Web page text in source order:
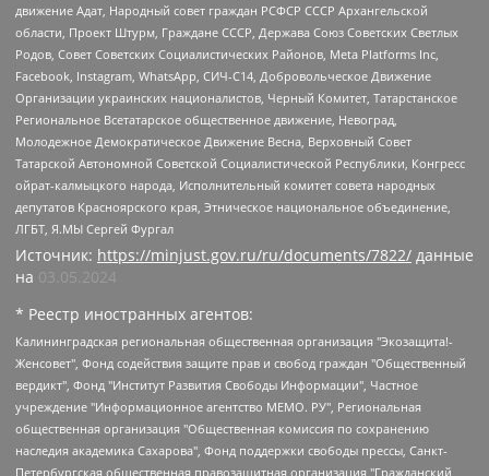
движение Адат, Народный совет граждан РСФСР СССР Архангельской
области, Проект Штурм, Граждане СССР, Держава Союз Советских Светлых
Родов, Совет Советских Социалистических Районов, Meta Platforms Inc,
Facebook, Instagram, WhatsApp, СИЧ-С14, Добровольческое Движение
Организации украинских националистов, Черный Комитет, Татарстанское
Региональное Всетатарское общественное движение, Невоград,
Молодежное Демократическое Движение Весна, Верховный Совет
Татарской Автономной Советской Социалистической Республики, Конгресс
ойрат-калмыцкого народа, Исполнительный комитет совета народных
депутатов Красноярского края, Этническое национальное объединение,
ЛГБТ, Я.МЫ Сергей Фургал
Источник: https://minjust.gov.ru/ru/documents/7822/ данные
на 03.05.2024
* Реестр иностранных агентов:
Калининградская региональная общественная организация "Экозащита!-Женсовет", Фонд содействия защите прав и свобод граждан "Общественный вердикт", Фонд "Институт Развития Свободы Информации", Частное учреждение "Информационное агентство МЕМО. РУ", Региональная общественная организация "Общественная комиссия по сохранению наследия академика Сахарова", Фонд поддержки свободы прессы, Санкт-Петербургская общественная правозащитная организация "Гражданский контроль", Межрегиональная общественная организация "Информационно-просветительский центр "Мемориал", Региональный Фонд "Центр Защиты Прав Средств Массовой Информации", с 05.12.2023 Фонд "Центр Защиты Прав Средств массовой информации", Региональная общественная благотворительная организация помощи беженцам и мигрантам "Гражданское содействие", Негосударственное образовательное учреждение дополнительного профессионального образования (повышение квалификации) специалистов "АКАДЕМИЯ ПО ПРАВАМ ЧЕЛОВЕКА", Свердловская региональная общественная организация "Сутяжник", Автономная некоммерческая организация "Центр независимых социологических исследований", Союз общественных объединений "Российский исследовательский центр по правам человека", Региональное общественное учреждение научно-информационный центр "МЕМОРИАЛ", Некоммерческая организация "Фонд защиты гласности", Автономная некоммерческая организация "Институт прав человека", Городская общественная организация "Екатеринбургское общество "МЕМОРИАЛ", Городская общественная организация "Рязанское историко-просветительское и правозащитное общество "Мемориал" (Рязанский Мемориал), Челябинский региональный орган общественной самодеятельности – женское общественное объединение "Женщины Евразии", Челябинский региональный орган общественной самодеятельности "Уральская правозащитная группа", Фонд содействия защите здоровья и социальной справедливости имени Андрея Рылькова, Автономная Некоммерческая Организация "Аналитический Центр Юрия Левады", Автономная некоммерческая организация социальной поддержки населения "Проект Апрель", Региональная общественная организация помощи женщинам и детям, находящимся в кризисной ситуации "Информационно-методический центр "Анна", Фонд содействия развитию массовых коммуникаций и правовому просвещению "Так-так-Так", Фонд содействия устойчивому развитию "Серебряная тайга", Свердловский региональный общественный фонд социальных проектов "Новое время", "Idel.Реалии", Кавказ.Реалии, Крым.Реалии, Телеканал Настоящее Время, Татаро-башкирская служба Радио Свобода (Azatliq Radiosi), Радио Свободная Европа/Радио Свобода (PCE/PC), "Сибирь.Реалии", "Фактограф", Благотворительный фонд помощи осужденным и их семьям, Автономная некоммерческая организация "Институт глобализации и социальных движений", Фонд "В защиту прав заключенных", Частное учреждение "Центр поддержки и содействия развитию средств массовой информации", Пензенский региональный общественный благотворительный фонд "Гражданский союз", "Север.Реалии", Некоммерческая организация Фонд "Правовая инициатива", Общество с ограниченной ответственностью "Радио Свободная Европа/Радио Свобода", Чешское информационное агентство "MEDIUM-ORIENT", Красноярская региональная общественная организация "Мы против СПИДа", Камалягин Денис Николаевич, Маркелов Сергей Евгеньевич, Пономарев Лев Александрович, Савицкая Людмила Алексеевна, Автономная некоммерческая организация "Центр по работе с проблемой насилия "НАСИЛИЮ.НЕТ", Межрегиональный профессиональный союз работников здравоохранения "Альянс врачей", Юридическое лицо, зарегистрированное в Латвийской Республике, SIA "Medusa Project" (регистрационный номер 40103797863, дата регистрации 10.06.2014), Некоммерческая организация "Фонд по борьбе с коррупцией", Автономная некоммерческая организация "Институт права и публичной политики", Баданин Роман Сергеевич, Гликин Максим Александрович, Железнова Мария Михайловна, Лукьянова Юлия Сергеевна, Маетная Елизавета Витальевна, Маняхин Петр Борисович, Чуракова Ольга Владимировна, Ярош Юлия Петровна, Юридическое лицо "The Insider SIA", зарегистрированное в Риге, Латвийская Республика (дата регистрации 26.06.2015), являющееся администратором доменного имени интернет-издания "The Insider SIA", https://theins.ru, Постернак Алексей Евгеньевич, Рубин Михаил Аркадьевич, Анин Роман Александрович, Юридическое лицо Istories fonds, зарегистрированное в Латвийской Республике (регистрационный номер 50008295751, дата регистрации 24.02.2020), Великовский Дмитрий Александрович, Долинина Ирина Николаевна, Мароховская Алеся Алексеевна, Шлейнов Роман Юрьевич, Шмагун Олеся Валентиновна, Общество с ограниченной ответственностью "Альтаир 2021", Общество с ограниченной ответственностью "Вега 2021", Общество с ограниченной ответственностью "Главный редактор 2021", Общество с ограниченной ответственностью "Ромашки монолит", Важенков Артем Валерьевич, Ивановская областная общественная организация "Центр гендерных исследований", Гурман Юрий Альбертович, Медиапроект "ОВД-Инфо", Егоров Владимир Владимирович, Жилинский Владимир Александрович, Общество с ограниченной ответственностью "ЗП", Иванова София Юрьевна, Карезина Инна Павловна, Кильтау Екатерина Викторовна, Петров Алексей Викторович, Пискунов Сергей Евгеньевич, Смирнов Сергей Сергеевич, Тихонов Михаил Сергеевич, Общество с ограниченной ответственностью "ЖУРНАЛИСТ-ИНОСТРАННЫЙ АГЕНТ", Арапова Галина Юрьевна, Вольтская Татьяна Анатольевна, Американская компания "Mason G.E.S. Anonymous Foundation" (США), являющаяся владельцем интернет-издания https://mnews.world/, Компания "Stichting Bellingcat", зарегистрированная в Нидерландах (дата регистрации 11.07.2018), Захаров Андрей Вячеславович, Клепиковская Екатерина Дмитриевна, Общество с ограниченной ответственностью "МЕМО", Перл Роман Александрович, Симонов Евгений Алексеевич, Соловьева Елена Анатольевна, Сотников Даниил Владимирович, Сурначева Елизавета Дмитриевна, Автономная некоммерческая организация по защите прав человека и информированию населения "Якутия – Наше Мнение", Общество с ограниченной ответственностью "Москоу диджитал медиа", с 26.01.2023 Общество с ограниченной ответственностью "Чайка Белые сады", Ветошкина Валерия Валерьевна, Заговора Максим Александрович, Межрегиональное общественное движение "Российская ЛГБТ - сеть", Оленичев Максим Владимирович, Павлов Иван Юрьевич, Скворцова Елена Сергеевна, Общество с ограниченной ответственностью "Как бы инагент", Кочетков Игорь Викторович, Общество с ограниченной ответственностью "Честные выборы", Еланчик Олег Александрович, Общество с ограниченной ответственностью "Нобелевский призыв", Гималова Регина Эмилевна, Григорьев Андрей Валерьевич, Григорьева Алина Александровна, Ассоциация по содействию защите прав призывников, альтернативнослужащих и военнослужащих "Правозащитная группа "Гражданин.Армия.Право", Хисамова Регина Фаритовна, Автономная некоммерческая организация по реализации социально-правовых программ "Лилит", Дальневосточное общественное движение "Маяк", Санкт-Петербургская ЛГБТ-инициативная группа "Выход", Инициативная группа ЛГБТ+ "Реверс", Алексеев Андрей Викторович, Бекбулатова Таисия Львовна, Беляев Иван Михайлович, Владыкина Елена Сергеевна, Гельман Марат Александрович, Никульшина Вероника Юрьевна, Толоконникова Надежда Андреевна, Шендерович Виктор Анатольевич, Общество с ограниченной ответственностью "Данное сообщение", Общество с ограниченной ответственностью Издательский дом "Новая глава", Айнбиндер Александра Александровна, Московский комьюнити-центр для ЛГБТ+инициатив, Благотворительный фонд развития филантропии, Deutsche Welle (Германия, Kurt-Schumacher-Strasse 3, 53113 Bonn), Борзунова Мария Михайловна, Воробьев Виктор Викторович, Голубева Анна Львовна, Константинова Алла Михайловна, Малкова Ирина Владимировна, Мурадов Мурад Абдулгалимович, Осетинская Елизавета Николаевна, Понасенков Евгений Николаевич, Ганапольский Матвей Юрьевич, Киселев Евгений Алексеевич, Борухович Ирина Григорьевна, Дремин Иван Тимофеевич, Дубровский Дмитрий Викторович, Красноярская региональная общественная организация поддержки и развития альтернативных образовательных технологий и межкультурных коммуникаций "ИНТЕРРА", Маяковская Екатерина Алексеевна, Фейгин Марк Захарович, Филимонов Андрей Викторович, Дзугкоева Регина Николаевна, Доброхотов Роман Александрович, Дудь Юрий Александрович, Елкин Сергей Владимирович, Кругликов Кирилл Игоревич, Сабунаева Мария Леонидовна, Семенов Алексей Владимирович, Шаинян Карен Багратович, Шульман Екатерина Михайловна, Асафьев Артур Валерьевич, Вахштайн Виктор Семенович, Венедиктов Алексей Алексеевич, Лушникова Екатерина Евгеньевна, Волков Леонид Михайлович, Невзоров Александр Глебович, Пархоменко Сергей Борисович, Сироткин Ярослав Николаевич, Кара-Мурза Владимир Владимирович, Баранова Наталья Владимировна, Гозман Леонид Яковлевич, Кагарлицкий Борис Юльевич, Климарев Михаил Валерьевич, Милов Владимир Станиславович, Автономная некоммерческая организация Краснодарский центр современного искусства "Типография", Моргенштерн Алишер Тагирович, Соболь Любовь Эдуардовна, Общество с ограниченной ответственностью "ЛИЗА НОРМ", Каспаров Гарри Кимович, Ходорковский Михаил Борисович, Общество с ограниченной ответственностью "Апрельские тезисы", Данилович Ирина Брониславовна, Кашин Олег Владимирович, Петров Николай Владимирович, Пивоваров Алексей Владимирович, Соколов Михаил Владимирович, Цветкова Юлия Владимировна, Чичваркин Евгений Александрович, Комитет против пыток/Команда против пыток, Общество с ограниченной ответственностью "Первый научный", Общество с ограниченной ответственностью "Вертолет и ко", Белоцерковская Вероника Борисовна, Кац Максим Евгеньевич, Лазарева Татьяна Юрьевна, Шаведдинов Руслан Табризович, Яшин Илья Валерьевич, Общество с ограниченной ответственностью "Иноагент ААВ", Алешковский Дмитрий Петрович, Альбац Евгения Марковна, Быков Дмитрий Львович, Галямина Юлия Евгеньевна, Лойко Сергей Леонидович, Мартынов Кирилл Константинович, Медведев Сергей Александрович, Крашенинников Федор Геннадиевич, Гордеева Катерина Вл